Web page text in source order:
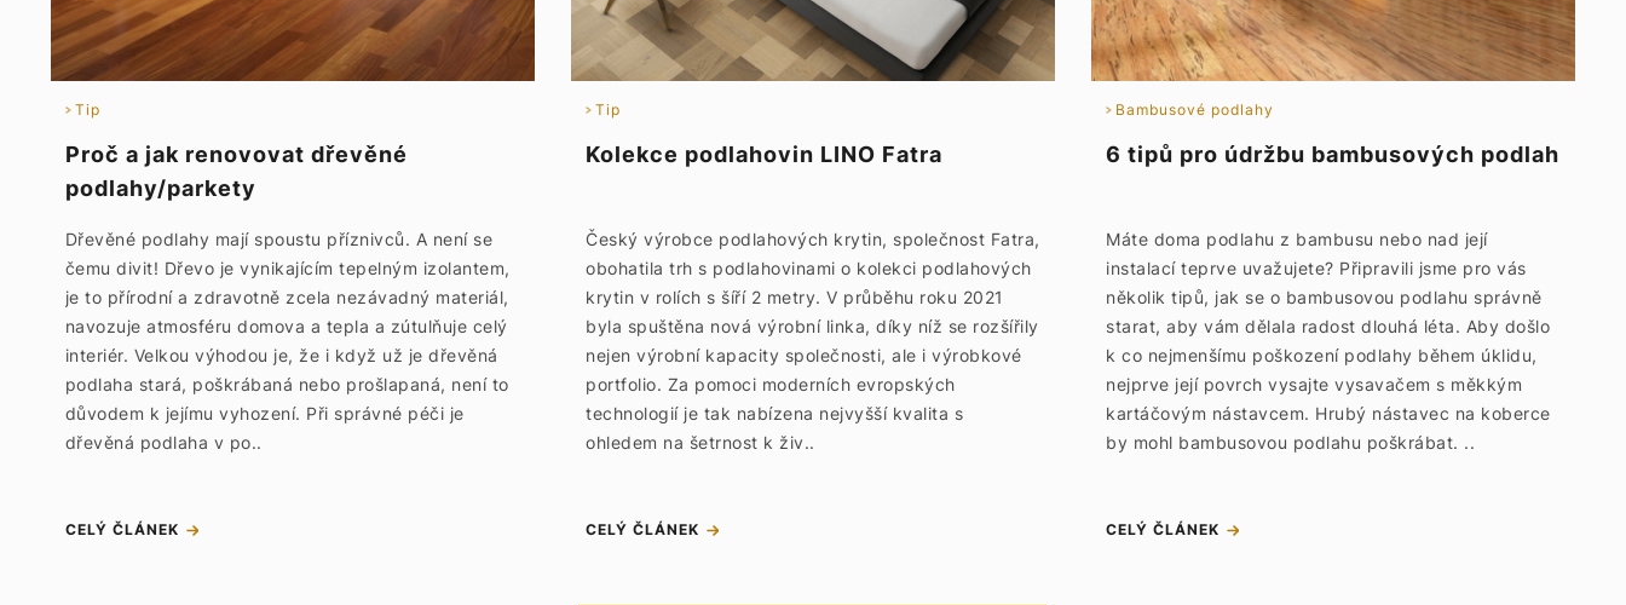
Tip
Proč a jak renovovat dřevěné
podlahy/parkety
Dřevěné podlahy mají spoustu příznivců. A není se
čemu divit! Dřevo je vynikajícím tepelným izolantem,
je to přírodní a zdravotně zcela nezávadný materiál,
navozuje atmosféru domova a tepla a zútulňuje celý
interiér. Velkou výhodou je, že i když už je dřevěná
podlaha stará, poškrábaná nebo prošlapaná, není to
důvodem k jejímu vyhození. Při správné péči je
dřevěná podlaha v po..
CELÝ ČLÁNEK
Tip
Kolekce podlahovin LINO Fatra
Český výrobce podlahových krytin, společnost Fatra,
obohatila trh s podlahovinami o kolekci podlahových
krytin v rolích s šíří 2 metry. V průběhu roku 2021
byla spuštěna nová výrobní linka, díky níž se rozšířily
nejen výrobní kapacity společnosti, ale i výrobkové
portfolio. Za pomoci moderních evropských
technologií je tak nabízena nejvyšší kvalita s
ohledem na šetrnost k živ..
CELÝ ČLÁNEK
Bambusové podlahy
6 tipů pro údržbu bambusových podlah
Máte doma podlahu z bambusu nebo nad její
instalací teprve uvažujete? Připravili jsme pro vás
několik tipů, jak se o bambusovou podlahu správně
starat, aby vám dělala radost dlouhá léta. Aby došlo
k co nejmenšímu poškození podlahy během úklidu,
nejprve její povrch vysajte vysavačem s měkkým
kartáčovým nástavcem. Hrubý nástavec na koberce
by mohl bambusovou podlahu poškrábat. ..
CELÝ ČLÁNEK